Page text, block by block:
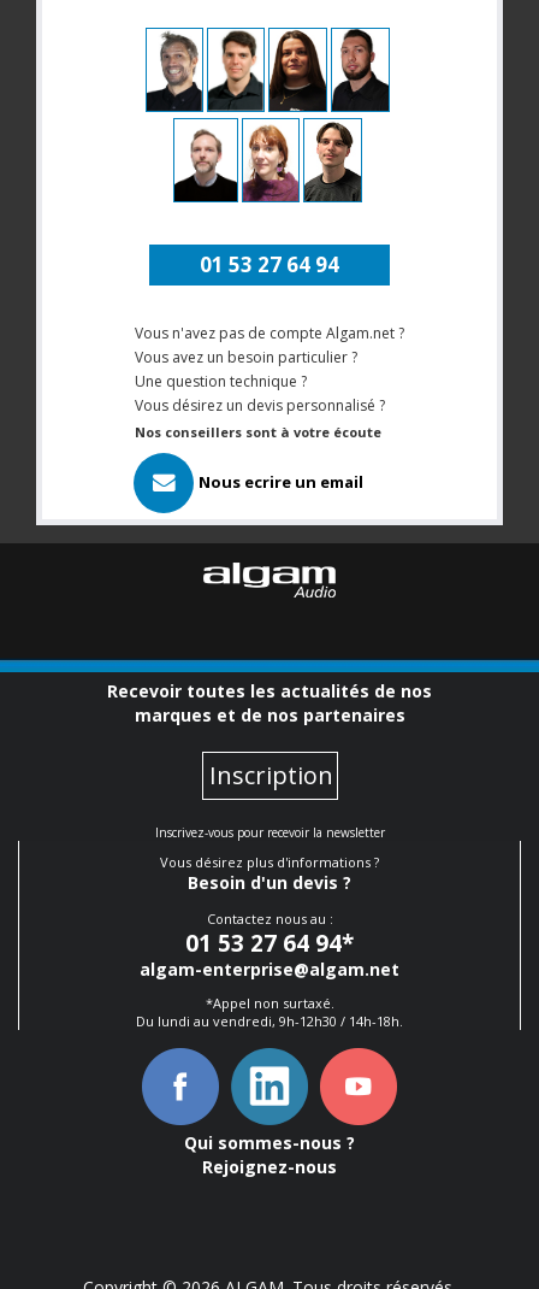
01 53 27 64 94
Vous n'avez pas de compte Algam.net ?
Vous avez un besoin particulier ?
Une question technique ?
Vous désirez un devis personnalisé ?
Nos conseillers sont à votre écoute
Nous ecrire un email
Recevoir toutes les actualités de nos
marques et de nos partenaires
Inscription
Inscrivez-vous pour recevoir la newsletter
Vous désirez plus d'informations ?
Besoin d'un devis ?
Contactez nous au :
01 53 27 64 94*
algam-enterprise@algam.net
*Appel non surtaxé.
Du lundi au vendredi, 9h-12h30 / 14h-18h.
Qui sommes-nous ?
Rejoignez-nous